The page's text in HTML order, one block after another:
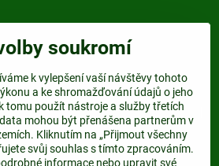
soukromí
k vylepšení vaší návštěvy tohoto
a ke shromažďování údajů o jeho
tomu použít nástroje a služby třetích
mohou být přenášena partnerům v
Kliknutím na „Přijmout všechny
svůj souhlas s tímto zpracováním.
informace nebo upravit své